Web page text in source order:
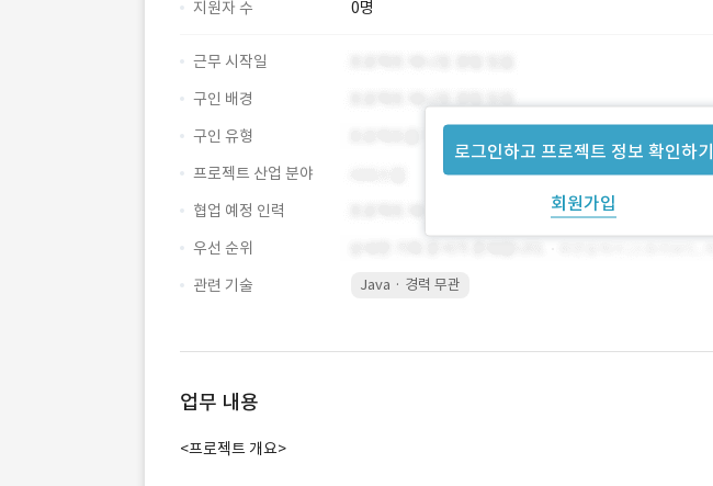
지원자 수
0명
로그인하고 프로젝트 정보 확인하기
회원가입
근무 시작일
구인 배경
구인 유형
프로젝트 산업 분야
협업 예정 인력
우선 순위
관련 기술
Java · 경력 무관
업무 내용
<프로젝트 개요>